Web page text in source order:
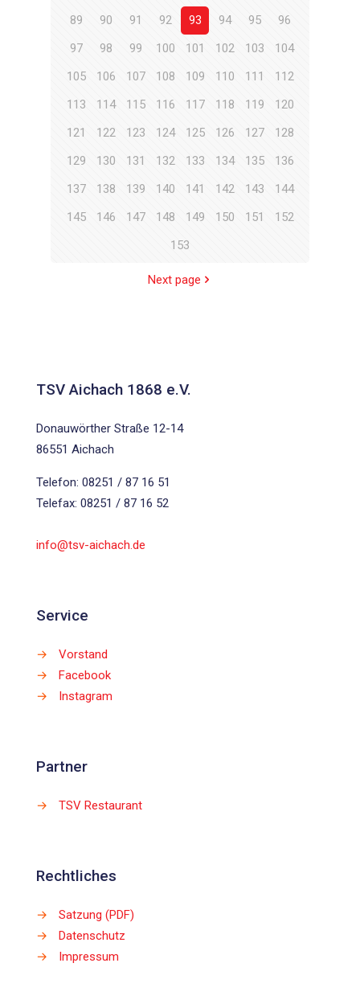
89
90 91 92 93 94 95
96
97
98 99 100 101 102 103
104
105
106 107 108 109 110 111
112
113
114 115 116 117 118 119
120
121
122 123 124 125 126 127
128
129
130 131 132 133 134 135
136
137
138 139 140 141 142 143
144
145
146 147 148 149 150 151
152
153
Next page
TSV Aichach 1868 e.V.
Donauwörther Straße 12-14
86551 Aichach
Telefon: 08251 / 87 16 51
Telefax: 08251 / 87 16 52
info@tsv-aichach.de
Service
→
Vorstand
→
Facebook
→
Instagram
Partner
→ TSV Restaurant
Rechtliches
→
Satzung (PDF)
→
Datenschutz
→
Impressum